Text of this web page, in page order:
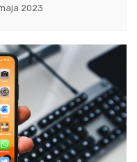
2023